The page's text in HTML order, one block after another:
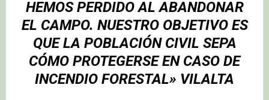
HEMOS PERDIDO AL ABANDONAR
EL CAMPO. NUESTRO OBJETIVO ES
QUE LA POBLACIÓN CIVIL SEPA
CÓMO PROTEGERSE EN CASO DE
INCENDIO FORESTAL» VILALTA